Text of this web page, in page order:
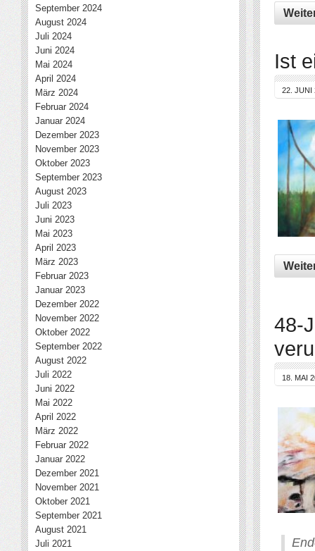
Ist
22. JUNI
48-
18. MAI
September 2024
August 2024
Juli 2024
Juni 2024
Mai 2024
April 2024
März 2024
Februar 2024
Januar 2024
Dezember 2023
November 2023
Oktober 2023
September 2023
August 2023
Juli 2023
Juni 2023
Mai 2023
April 2023
März 2023
Februar 2023
Januar 2023
Dezember 2022
November 2022
Oktober 2022
September 2022
August 2022
Juli 2022
Juni 2022
Mai 2022
April 2022
März 2022
Februar 2022
Januar 2022
Dezember 2021
November 2021
Oktober 2021
September 2021
August 2021
Juli 2021